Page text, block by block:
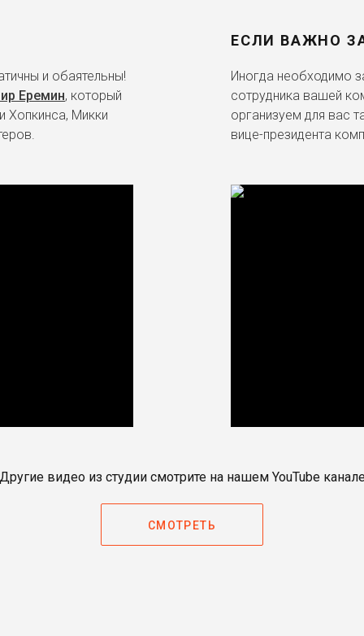
и обаятельны!
Еремин, который
Хопкинса, Микки
ЕСЛИ ВАЖНО
Иногда необходимо
сотрудника вашей
организуем для вас
вице-президента
видео из студии смотрите на нашем YouTube
СМОТРЕТЬ